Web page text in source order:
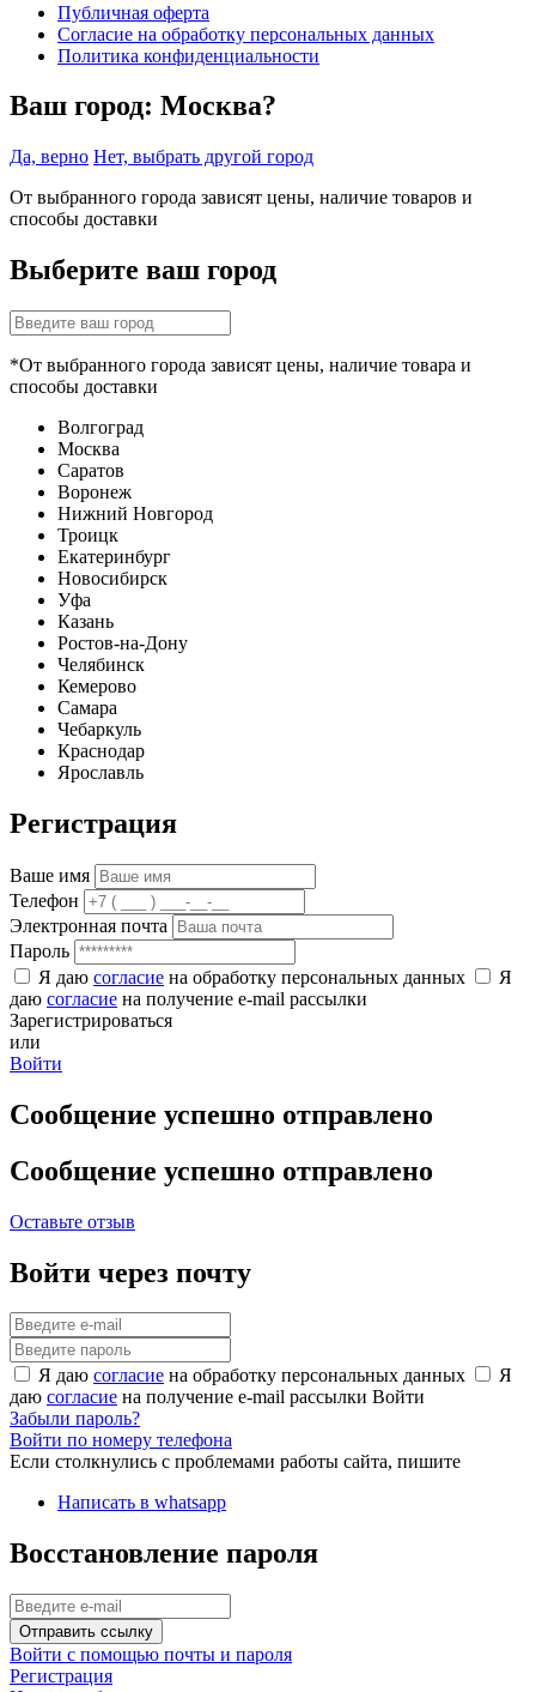
Публичная оферта
Согласие на обработку персональных данных
Политика конфиденциальности
Ваш город: Москва?
Да, верно Нет, выбрать другой город
От выбранного города зависят цены, наличие товаров и
способы доставки
Выберите ваш город
*От выбранного города зависят цены, наличие товара и
способы доставки
Волгоград
Москва
Саратов
Воронеж
Нижний Новгород
Троицк
Екатеринбург
Новосибирск
Уфа
Казань
Ростов-на-Дону
Челябинск
Кемерово
Самара
Чебаркуль
Краснодар
Ярославль
Регистрация
Ваше имя
Телефон
Электронная почта
Пароль
Я даю согласие на обработку персональных данных
Я
даю согласие на получение e-mail рассылки
Зарегистрироваться
или
Войти
Сообщение успешно отправлено
Сообщение успешно отправлено
Оставьте отзыв
Войти через почту
Я даю согласие на обработку персональных данных
Я
даю согласие на получение e-mail рассылки Войти
Забыли пароль?
Войти по номеру телефона
Если столкнулись с проблемами работы сайта, пишите
Написать в whatsapp
Восстановление пароля
Отправить ссылку
Войти с помощью почты и пароля
Регистрация